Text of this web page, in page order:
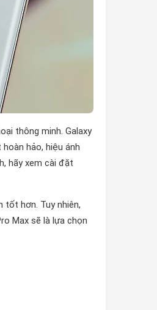
thông minh. Galaxy
hảo, hiệu ánh
hãy xem cài đặt
tốt hơn. Tuy nhiên,
Max sẽ là lựa chọn